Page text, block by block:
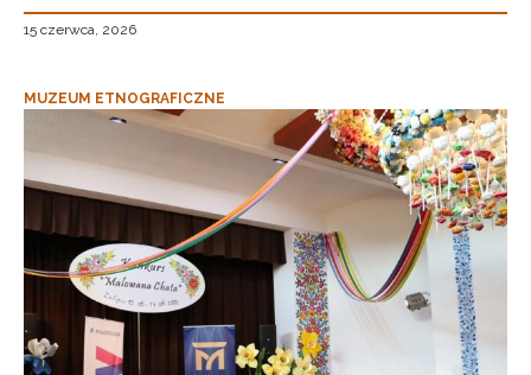
15 czerwca, 2026
MUZEUM ETNOGRAFICZNE